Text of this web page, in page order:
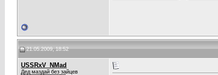
21.05.2009, 18:52
USSRxV_NMad
Дед маздай без зайцев